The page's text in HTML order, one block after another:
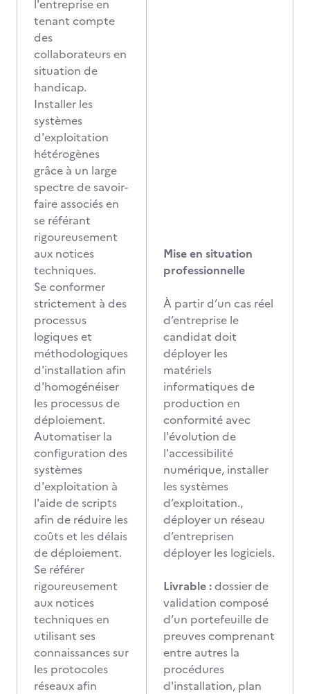
l'entreprise en
tenant compte
des
collaborateurs en
situation de
handicap.
Installer les
systèmes
d'exploitation
hétérogènes
grâce à un large
spectre de savoir-
faire associés en
se référant
rigoureusement
aux notices
techniques.
Se conformer
strictement à des
processus
logiques et
méthodologiques
d'installation afin
d'homogénéiser
les processus de
déploiement.
Automatiser la
configuration des
systèmes
d'exploitation à
l'aide de scripts
afin de réduire les
coûts et les délais
de déploiement.
Se référer
rigoureusement
aux notices
techniques en
utilisant ses
connaissances sur
les protocoles
réseaux afin
Mise en situation
professionnelle
À partir d’un cas réel
d’entreprise le
candidat doit
déployer les
matériels
informatiques de
production en
conformité avec
l'évolution de
l'accessibilité
numérique, installer
les systèmes
d’exploitation.,
déployer un réseau
d’entreprisen
déployer les logiciels.
Livrable :dossier de
validation composé
d’un portefeuille de
preuves comprenant
entre autres la
procédures
d'installation, plan